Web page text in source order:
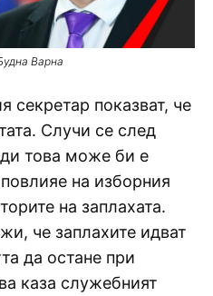
Варна
секретар показват, че
Случи се след
това може би е
на изборния
на заплахата.
че заплахите идват
да остане при
каза служебният